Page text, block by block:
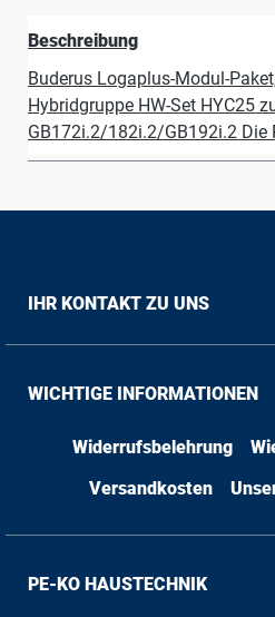
Beschreibung
Buderus Logaplus-Modul-
Hybridgruppe HW-Set HYC25
GB172i.2/182i.2/GB192i.2 Die
IHR KONTAKT ZU UNS
WICHTIGE INFORMATIONEN
Widerrufsbelehrung
Versandkosten
PE-KO HAUSTECHNIK